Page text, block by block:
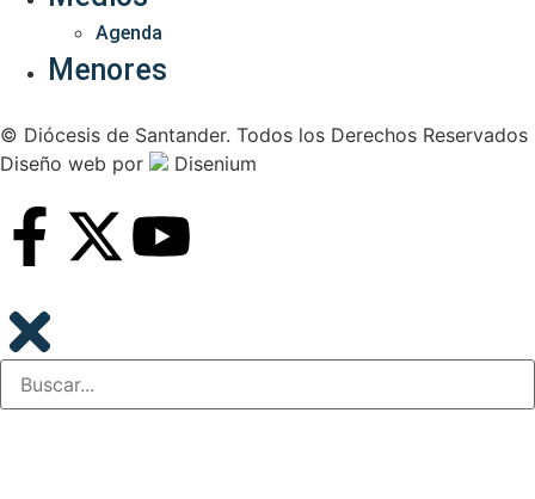
Agenda
Menores
© Diócesis de Santander. Todos los Derechos Reservados
Diseño web por Disenium